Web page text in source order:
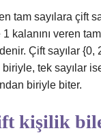
tam sayılara çift
kalanını veren
Çift sayılar {0,
biriyle, tek sayılar
biriyle biter.
kişilik